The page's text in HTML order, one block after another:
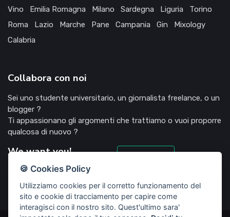
Vino
Emilia Romagna Milano Sardegna Liguria
Torino
Roma
Lazio Marche Pane Campania Gin
Mixology
Calabria
Collabora con noi
Sei uno studente universitario, un giornalista freelance, o un
blogger ?
Ti appassionano gli argomenti che trattiamo o vuoi proporre
qualcosa di nuovo ?
We want you!
🍪 Cookies Policy
Utilizziamo cookies per il corretto funzionamento del
sito e cookie di tracciamento per capire come
interagisci con il nostro sito. Quest'ultimo sara'